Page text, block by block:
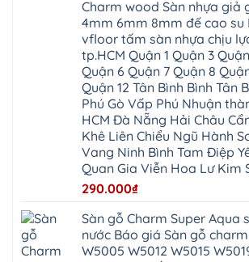
Phòng
Đông
Phúc
Thịnh
Thiên
Quảng
Thanh
Hưng
Quang
Minh
Hưng
Nghệ
Thiên
Thanh
Hồng
Phúc
Hương
Hưng
Đông
Quảng
Dương
Nghĩa
Lương
Hưng
Xuyên
Phượng
Chuyên
Xuyên
Nẵng
Thanh
Hưng
Charm wood Sàn nhựa giả
4mm 6mm 8mm đế cao su
vfloor tấm sàn nhựa chịu
tp.HCM Quận 1 Quận 3
Quận 6 Quận 7 Quận 8
Quận 12 Tân Bình Bình Tân
Phú Gò Vấp Phú Nhuận
HCM Đà Nẵng Hải Châu
Khê Liên Chiểu Ngũ Hành
Vang Ninh Bình Tam Điệp
Quan Gia Viễn Hoa Lư Kim
290.000₫
Sàn gỗ Charm Super Aqua
nước Báo giá Sàn gỗ
W5005 W5012 W5015